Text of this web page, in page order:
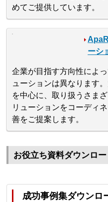
めてご提供しています。
ーシ
企業が目指す方向性によ
ューションは異なります
を中心に、取り扱うさま
リューションをコーディ
善をご提案します。
お役立ち資料ダウンロー
成功事例集ダウンロ